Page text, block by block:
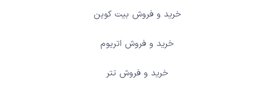
خرید و فروش بیت کوین
خرید و فروش اتریوم
خرید و فروش تتر